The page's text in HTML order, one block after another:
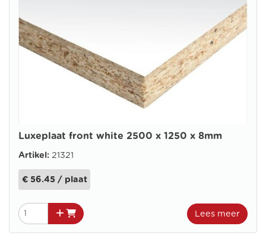
Luxeplaat front white 2500 x 1250 x 8mm
Artikel: 21321
€ 56.45 / plaat
Lees meer